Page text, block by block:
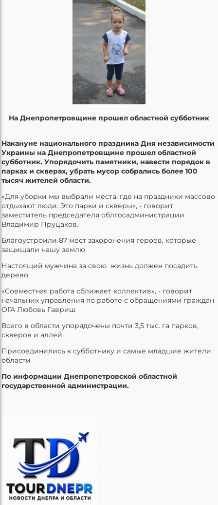
На Днепропетровщине прошел областной субботник
Накануне национального праздника Дня независимости
Украины на Днепропетровщине прошел областной
субботник. Упорядочить памятники, навести порядок в
парках и скверах, убрать мусор собрались более 100
тысяч жителей области.
«Для уборки мы выбрали места, где на праздники массово
отдыхают люди. Это парки и скверы», - говорит
заместитель председателя облгосадминистрации
Владимир Пруцаков.
Благоустроили 87 мест захоронения героев, которые
защищали нашу землю
Настоящий мужчина за свою жизнь должен посадить
дерево
«Совместная работа сближает коллектив», - говорит
начальник управления по работе с обращениями граждан
ОГА Любовь Гавриш
Всего в области упорядочены почти 3,5 тыс. га парков,
скверов и аллей
Присоединились к субботнику и самые младшие жители
области
По информации Днепропетровской областной
государственной администрации.